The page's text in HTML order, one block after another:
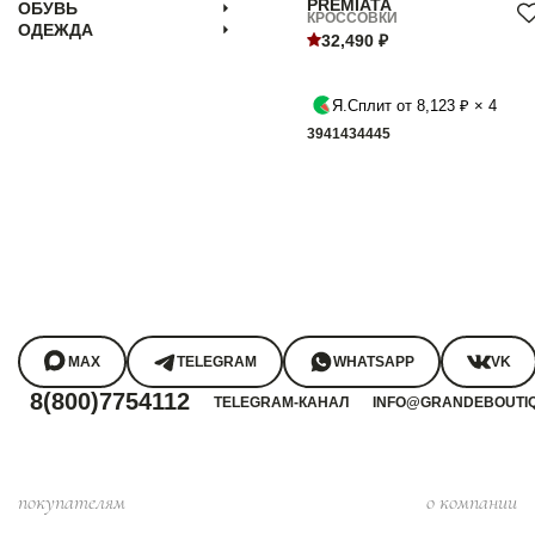
ОБУВЬ
ОДЕЖДА
PREMIATA
КРОССОВКИ
32,490 ₽
Я.Сплит от 8,123 ₽ × 4
3941434445
MAX TELEGRAM WHATSAPP VK
8(800)7754112 TELEGRAM-КАНАЛ
покупателям о компании